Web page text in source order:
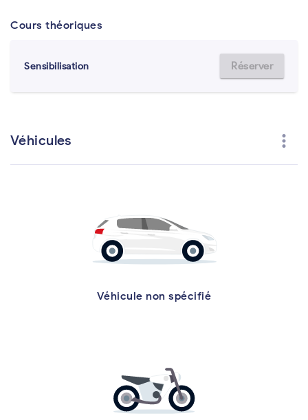
Cours théoriques
Sensibilisation Réserver
Véhicules more_vert
Véhicule non spécifié